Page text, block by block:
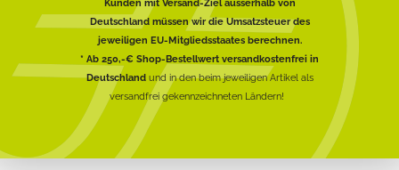
Deutschland müssen wir die Umsatzsteuer des
jeweiligen EU-Mitgliedsstaates berechnen.
* Ab 250,-€ Shop-Bestellwert versandkostenfrei in
Deutschlandund in den beim jeweiligen Artikel als
versandfrei gekennzeichneten Ländern!